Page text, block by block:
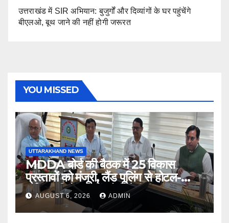
उत्तराखंड में SIR अभियान: बुजुर्गों और दिव्यांगों के घर पहुंचेंगे
बीएलओ, बूथ जाने की नहीं होगी जरूरत
YOU MISSED
UTTARAKHAND NEWS
MDDA बोर्ड की बैठक में 25 विकास
प्रस्तावों को मंजूरी, लैंड पूलिंग से होटल-
पर्यटन परियोजनाओं को मिलेगी रफ्तार
AUGUST 6, 2026 ADMIN